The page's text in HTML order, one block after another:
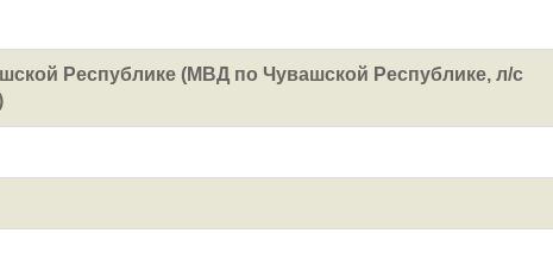
Республике (МВД по Чувашской Республике, л/с